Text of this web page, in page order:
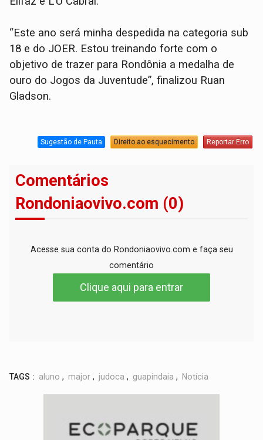
“Este ano será minha despedida na categoria sub
18 e do JOER. Estou treinando forte com o
objetivo de trazer para Rondônia a medalha de
ouro do Jogos da Juventude”, finalizou Ruan
Gladson.
Sugestão de Pauta Direito ao esquecimento Reportar Erro
Comentários
Rondoniaovivo.com (0)
Acesse sua conta do Rondoniaovivo.com e faça seu
comentário
Clique aqui para entrar
TAGS : aluno , major , judoca , guapindaia , Notícia